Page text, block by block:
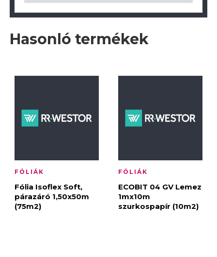
Hasonló termékek
FÓLIÁK
Fólia Isoflex Soft,
párazáró 1,50x50m
(75m2)
FÓLIÁK
ECOBIT 04 GV Lemez
1mx10m
szurkospapír (10m2)